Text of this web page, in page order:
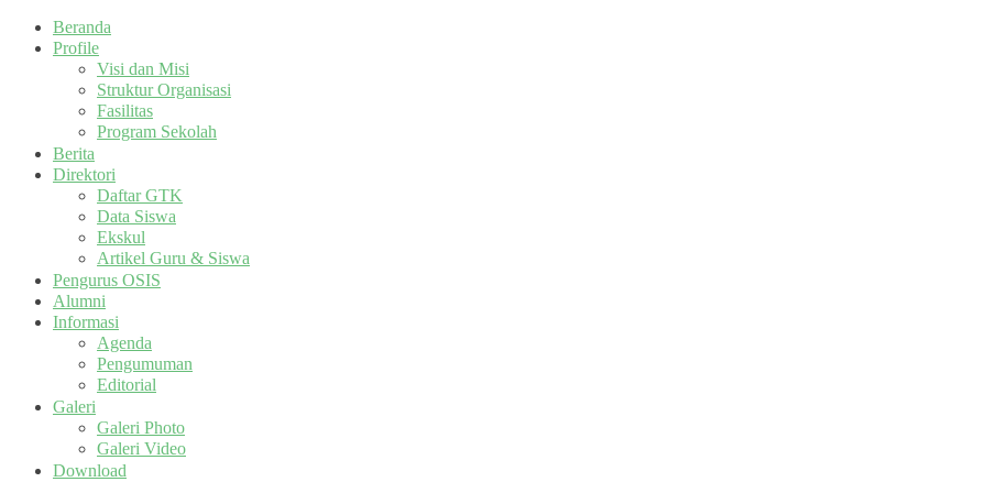
Beranda
Profile
Visi dan Misi
Struktur Organisasi
Fasilitas
Program Sekolah
Berita
Direktori
Daftar GTK
Data Siswa
Ekskul
Artikel Guru & Siswa
Pengurus OSIS
Alumni
Informasi
Agenda
Pengumuman
Editorial
Galeri
Galeri Photo
Galeri Video
Download